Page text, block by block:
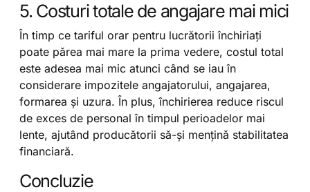
5. Costuri totale de angajare mai mici
În timp ce tariful orar pentru lucrătorii închiriați
poate părea mai mare la prima vedere, costul total
este adesea mai mic atunci când se iau în
considerare impozitele angajatorului, angajarea,
formarea și uzura. În plus, închirierea reduce riscul
de exces de personal în timpul perioadelor mai
lente, ajutând producătorii să-și mențină stabilitatea
financiară.
Concluzie